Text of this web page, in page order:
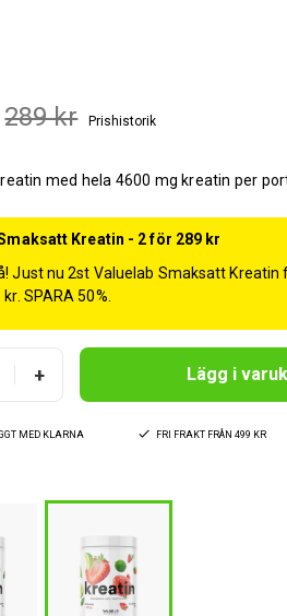
289 kr Prishistorik
med hela 4600 mg kreatin per
Kreatin - 2 för 289 kr
Just nu 2st Valuelab Smaksatt Kreatin
SPARA 50%.
+ Lägg i
MED KLARNA FRI FRAKT FRÅN 499 KR